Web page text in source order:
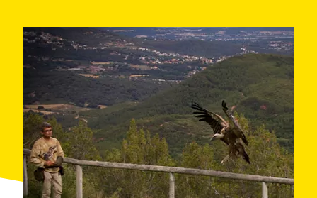
aprofita els preus excepcionals que ofereix aquest
outlet, ubicat a la Roca del Vallès, amb
descomptes de les marques més exclusives que
arriben a superar el 60 % sobre el preu de venda
recomanat durant tot l'any. No vols carregar bosses?
Cap problema! El personal de La Roca ho farà per tu
amb el servei Hands-Free Shopping.
Pilota un cotxe a velocitat de la llum
Nota la velocitat en elCircuit de Barcelona-Catalunya,
a Montmeló, on podràs pilotar un Ferrari, un Porsche
o un Lamborghini com si fossis un pilot de Fórmula 1.